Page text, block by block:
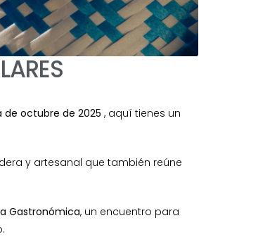
octubre de 2025 , aquí tienes un
y artesanal que también reúne
Gastronómica, un encuentro para